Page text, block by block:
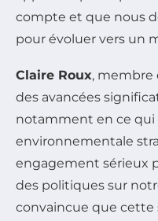
compte et que nous
pour évoluer vers un
Claire Roux, membre
des avancées
notamment en ce qui
environnementale
engagement sérieux
des politiques sur
convaincue que cette